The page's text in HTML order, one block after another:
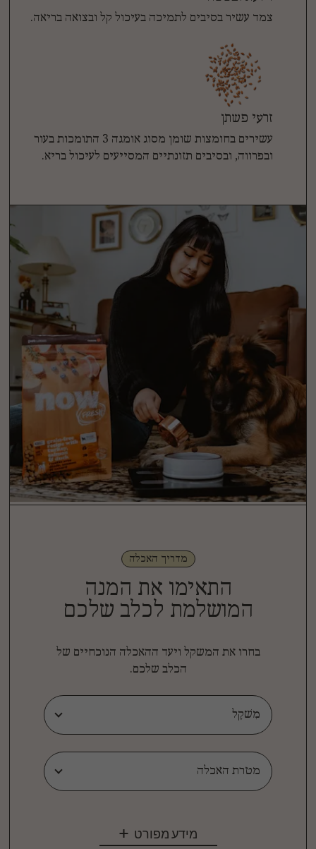
צמד עשיר בסיבים לתמיכה בעיכול קל ובצואה בריאה.
זרעי פשתן
עשירים בחומצות שומן מסוג אומגה 3 התומכות בעור
ובפרווה, ובסיבים תזונתיים המסייעים לעיכול בריא.
מדריך האכלה
התאימו את המנה
המושלמת לכלב שלכם
בחרו את המשקל ויעד ההאכלה הנוכחיים של
הכלב שלכם.
מִשׁקָל
מטרת האכלה
מידע מפורט